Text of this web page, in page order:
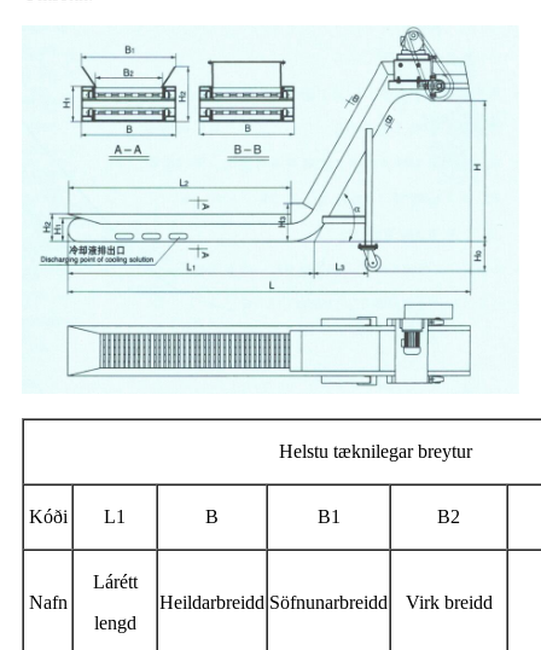
Helstu tæknilegar breytur
Kóði L1 B B1 B2
Nafn
Lárétt
lengd
Heildarbreidd Söfnunarbreidd Virk breidd